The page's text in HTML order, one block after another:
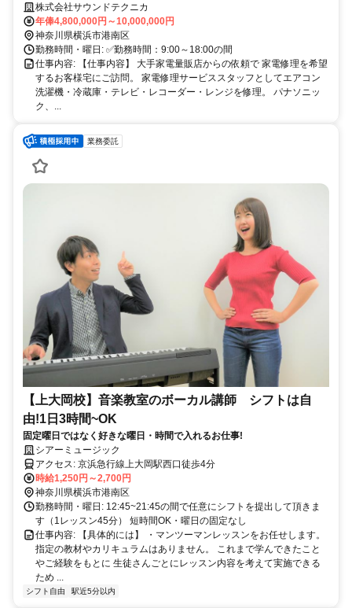
入｜営業活動なし｜安定した案件数｜ノルマなし！
株式会社サウンドテクニカ
年俸4,800,000円～10,000,000円
神奈川県横浜市港南区
勤務時間・曜日: ✅️勤務時間：9:00～18:00の間
仕事内容: 【仕事内容】 大手家電量販店からの依頼で 家電修理を希望
するお客様宅にご訪問。 家電修理サービススタッフとしてエアコン
洗濯機・冷蔵庫・テレビ・レコーダー・レンジを修理。 パナソニッ
ク、...
業務委託
【上大岡校】音楽教室のボーカル講師 シフトは自
由!1日3時間~OK
固定曜日ではなく好きな曜日・時間で入れるお仕事!
シアーミュージック
アクセス: 京浜急行線上大岡駅西口徒歩4分
時給1,250円～2,700円
神奈川県横浜市港南区
勤務時間・曜日: 12:45~21:45の間で任意にシフトを提出して頂きま
す（1レッスン45分） 短時間OK・曜日の固定なし
仕事内容: 【具体的には】 ・マンツーマンレッスンをお任せします。
指定の教材やカリキュラムはありません。 これまで学んできたこと
やご経験をもとに 生徒さんごとにレッスン内容を考えて実施できる
ため ...
シフト自由 駅近5分以内